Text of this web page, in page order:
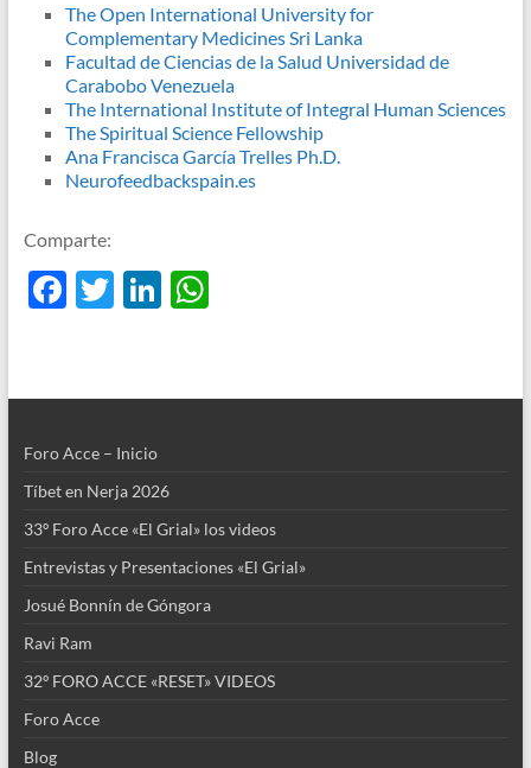
The Open International University for
Complementary Medicines Sri Lanka
Facultad de Ciencias de la Salud Universidad de
Carabobo Venezuela
The International Institute of Integral Human Sciences
The Spiritual Science Fellowship
Ana Francisca García Trelles Ph.D.
Neurofeedbackspain.es
Comparte:
F
b
o
o
k
T
er
Li
e
n
W
s
p
Foro Acce – Inicio
Tíbet en Nerja 2026
33º Foro Acce «El Grial» los videos
Entrevistas y Presentaciones «El Grial»
Josué Bonnín de Góngora
Ravi Ram
32º FORO ACCE «RESET» VIDEOS
Foro Acce
Blog